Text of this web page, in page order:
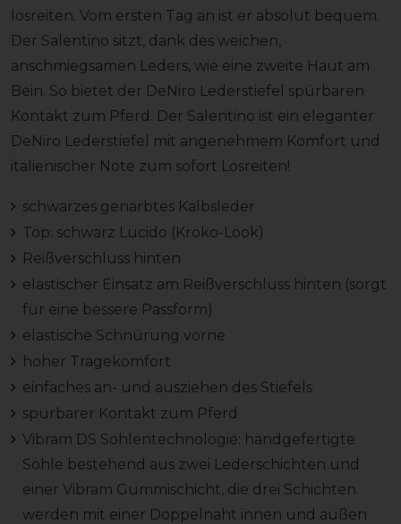
losreiten. Vom ersten Tag an ist er absolut bequem.
Der Salentino sitzt, dank des weichen,
anschmiegsamen Leders, wie eine zweite Haut am
Bein. So bietet der DeNiro Lederstiefel spürbaren
Kontakt zum Pferd. Der Salentino ist ein eleganter
DeNiro Lederstiefel mit angenehmem Komfort und
italienischer Note zum sofort Losreiten!
schwarzes genarbtes Kalbsleder
Top: schwarz Lucido (Kroko-Look)
Reißverschluss hinten
elastischer Einsatz am Reißverschluss hinten (sorgt
für eine bessere Passform)
elastische Schnürung vorne
hoher Tragekomfort
einfaches an- und ausziehen des Stiefels
spürbarer Kontakt zum Pferd
Vibram DS Sohlentechnologie: handgefertigte
Sohle bestehend aus zwei Lederschichten und
einer Vibram Gummischicht, die drei Schichten
werden mit einer Doppelnaht innen und außen